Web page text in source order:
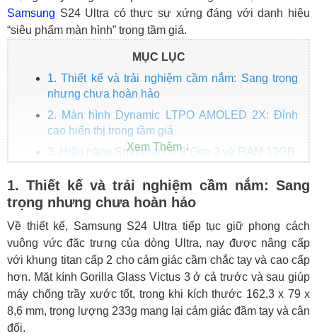
Samsung S24 Ultra có thực sự xứng đáng với danh hiệu
“siêu phẩm màn hình” trong tầm giá.
MỤC LỤC
1. Thiết kế và trải nghiệm cầm nắm: Sang trọng
nhưng chưa hoàn hảo
2. Màn hình Dynamic LTPO AMOLED 2X: Đỉnh
cao hiển thị trong tầm giá
3. Hiệu năng Snapdragon 8 Gen 3 và RAM 12GB:
4. Camera 200MP: Chụp ảnh và quay video cực
kỳ ấn tượng
5. Pin và sạc: Đủ dùng thoải mái cả ngày dài
6. So sánh Samsung S24 Ultra với các đối thủ
cùng tầm giá
Kết luận và lời khuyên mua hàng tại HungMobile
1. Thiết kế và trải nghiệm cầm nắm: Sang
trọng nhưng chưa hoàn hảo
Về thiết kế, Samsung S24 Ultra tiếp tục giữ phong cách
vuông vức đặc trưng của dòng Ultra, nay được nâng cấp
với khung titan cấp 2 cho cảm giác cầm chắc tay và cao cấp
hơn. Mặt kính Gorilla Glass Victus 3 ở cả trước và sau giúp
máy chống trầy xước tốt, trong khi kích thước 162,3 x 79 x
8,6 mm, trọng lượng 233g mang lại cảm giác đầm tay và cân
đối.